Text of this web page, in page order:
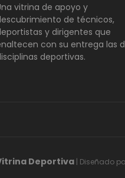
vitrina de apoyo y
de técnicos,
y dirigentes que
con su entrega las
deportivas.
Deportiva | Diseñado